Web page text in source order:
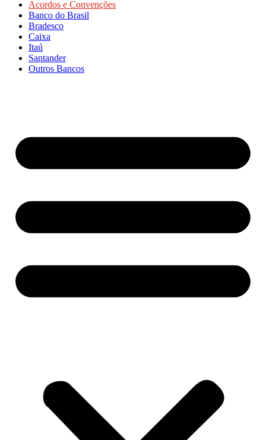
Acordos e Convenções
Banco do Brasil
Bradesco
Caixa
Itaú
Santander
Outros Bancos